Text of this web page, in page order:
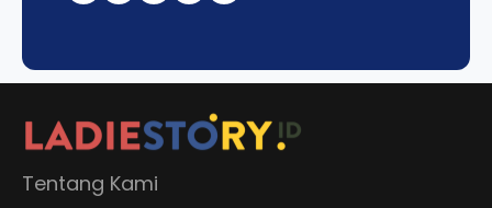
Tentang Kami